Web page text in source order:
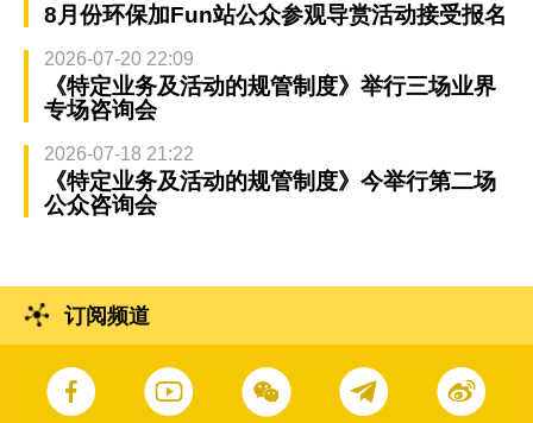
8月份环保加Fun站公众参观导赏活动接受报名
2026-07-20 22:09
《特定业务及活动的规管制度》举行三场业界
专场咨询会
2026-07-18 21:22
《特定业务及活动的规管制度》今举行第二场
公众咨询会
订阅频道